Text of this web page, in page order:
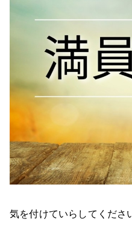
気を付けていらしてくださ